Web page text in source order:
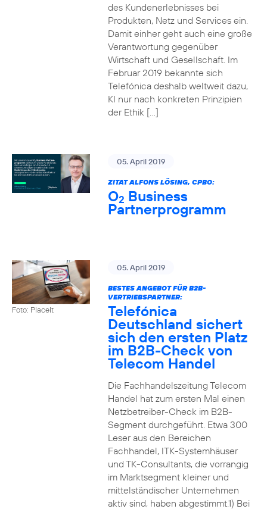
des Kundenerlebnisses bei
Produkten, Netz und Services ein.
Damit einher geht auch eine große
Verantwortung gegenüber
Wirtschaft und Gesellschaft. Im
Februar 2019 bekannte sich
Telefónica deshalb weltweit dazu,
KI nur nach konkreten Prinzipien
der Ethik […]
05. April 2019
ZITAT ALFONS LÖSING, CPBO:
O2 Business
Partnerprogramm
Foto: PlaceIt
05. April 2019
BESTES ANGEBOT FÜR B2B-
VERTRIEBSPARTNER:
Telefónica
Deutschland sichert
sich den ersten Platz
im B2B-Check von
Telecom Handel
Die Fachhandelszeitung Telecom
Handel hat zum ersten Mal einen
Netzbetreiber-Check im B2B-
Segment durchgeführt. Etwa 300
Leser aus den Bereichen
Fachhandel, ITK-Systemhäuser
und TK-Consultants, die vorrangig
im Marktsegment kleiner und
mittelständischer Unternehmen
aktiv sind, haben abgestimmt.1) Bei